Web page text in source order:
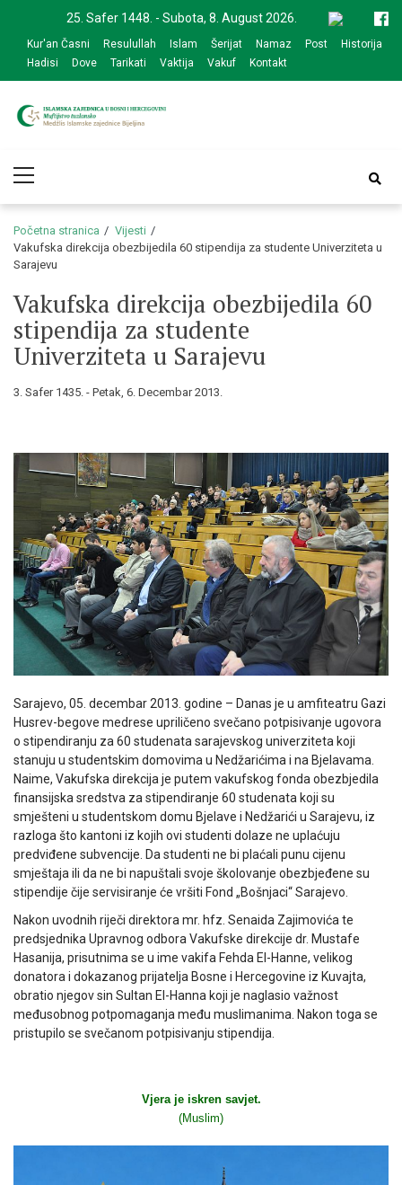
navigation
content
25. Safer 1448. - Subota, 8. August 2026.
Kur'an Časni Resulullah Islam Šerijat Namaz Post
Historija
Hadisi
Dove Tarikati Vaktija Vakuf Kontakt
zajednice Bijeljina
Menu
Početna stranica
Vijesti
Vakufska direkcija obezbijedila 60 stipendija za studente Univerziteta u
Sarajevu
Vakufska direkcija obezbijedila 60
stipendija za studente
Univerziteta u Sarajevu
3. Safer 1435. - Petak, 6. Decembar 2013.
Sarajevo, 05. decembar 2013. godine – Danas je u amfiteatru Gazi
Husrev-begove medrese upriličeno svečano potpisivanje ugovora
o stipendiranju za 60 studenata sarajevskog univerziteta koji
stanuju u studentskim domovima u Nedžarićima i na Bjelavama.
Naime, Vakufska direkcija je putem vakufskog fonda obezbjedila
finansijska sredstva za stipendiranje 60 studenata koji su
smješteni u studentskom domu Bjelave i Nedžarići u Sarajevu, iz
razloga što kantoni iz kojih ovi studenti dolaze ne uplaćuju
predviđene subvencije. Da studenti ne bi plaćali punu cijenu
smještaja ili da ne bi napuštali svoje školovanje obezbjeđene su
stipendije čije servisiranje će vršiti Fond „Bošnjaci“ Sarajevo.
Nakon uvodnih riječi direktora mr. hfz. Senaida Zajimovića te
predsjednika Upravnog odbora Vakufske direkcije dr. Mustafe
Hasanija, prisutnima se u ime vakifa Fehda El-Hanne, velikog
donatora i dokazanog prijatelja Bosne i Hercegovine iz Kuvajta,
obratio njegov sin Sultan El-Hanna koji je naglasio važnost
međusobnog potpomaganja među muslimanima. Nakon toga se
pristupilo se svečanom potpisivanju stipendija.
Vjera je iskren savjet.
(Muslim)